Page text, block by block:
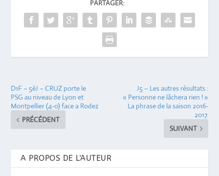
PARTAGER:
D1F – 5èJ – CRUZ porte le
PSG au niveau de Lyon et
Montpellier (4-0) face a Rodez
PRÉCÉDENT
J5 – Les autres résultats :
« Personne ne lâchera rien ! »
La phrase de la saison 2016-
2017.
SUIVANT
A PROPOS DE L'AUTEUR